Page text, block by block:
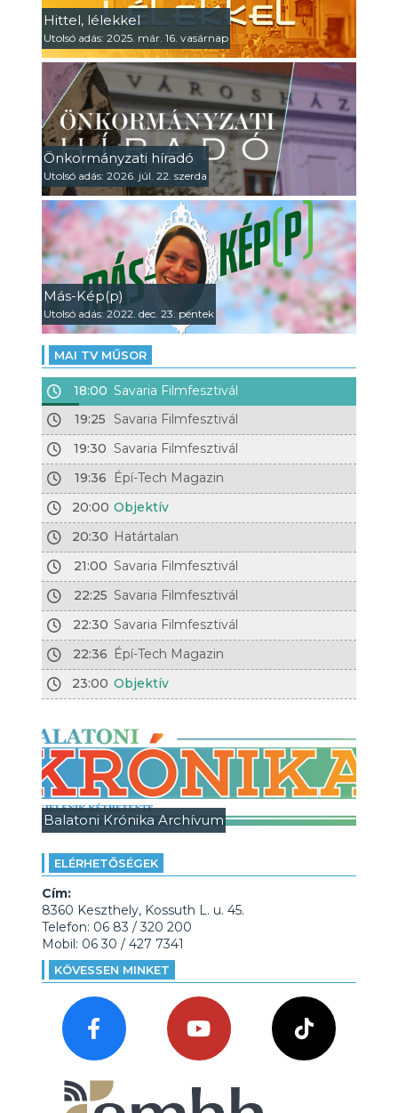
Hittel, lélekkel
Utolsó adás: 2025. már. 16. vasárnap
Önkormányzati híradó
Utolsó adás: 2026. júl. 22. szerda
Más-Kép(p)
Utolsó adás: 2022. dec. 23. péntek
MAI TV MŰSOR
18:00 Savaria Filmfesztivál
19:25
Savaria Filmfesztivál
19:30 Savaria Filmfesztivál
19:36
Épí-Tech Magazin
20:00 Objektív
20:30 Határtalan
21:00 Savaria Filmfesztivál
22:25 Savaria Filmfesztivál
22:30 Savaria Filmfesztivál
22:36 Épí-Tech Magazin
23:00 Objektív
Balatoni Krónika Archívum
ELÉRHETŐSÉGEK
Cím:
8360 Keszthely, Kossuth L. u. 45.
Telefon: 06 83 / 320 200
Mobil: 06 30 / 427 7341
KÖVESSEN MINKET